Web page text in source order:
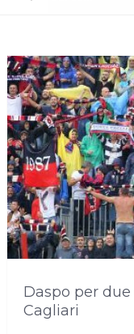
Daspo per
Cagliari